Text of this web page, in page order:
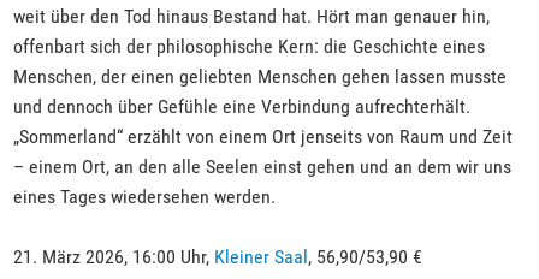
weit über den Tod hinaus Bestand hat. Hört man genauer hin,
offenbart sich der philosophische Kern: die Geschichte eines
Menschen, der einen geliebten Menschen gehen lassen musste
und dennoch über Gefühle eine Verbindung aufrechterhält.
„Sommerland“ erzählt von einem Ort jenseits von Raum und Zeit
– einem Ort, an den alle Seelen einst gehen und an dem wir uns
eines Tages wiedersehen werden.
21. März 2026, 16:00 Uhr, Kleiner Saal , 56,90/53,90 €